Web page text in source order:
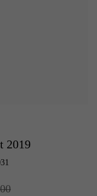
2019